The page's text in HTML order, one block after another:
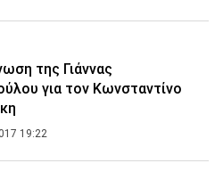
της Γιάννας
για τον Κωνσταντίνο
19:22